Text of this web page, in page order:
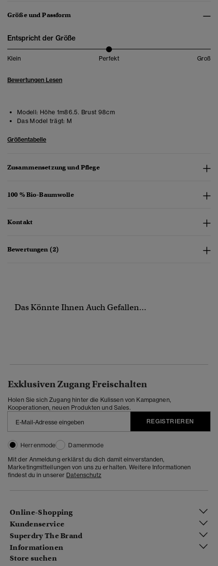
Größe und Passform
Entspricht der Größe
Klein Perfekt Groß
Bewertungen Lesen
Modell: Höhe 1m86.5. Brust 98cm
Das Model trägt: M
Größentabelle
Zusammensetzung und Pflege
100 % Bio-Baumwolle
Kontakt
Bewertungen (2)
Das Könnte Ihnen Auch Gefallen...
Exklusiven Zugang Freischalten
Holen Sie sich Zugang hinter die Kulissen von Kampagnen,
Kooperationen, neuen Produkten und Sales.
REGISTRIEREN
Herrenmode
Damenmode
Mit der Anmeldung erklärst du dich damit einverstanden,
Marketingmitteilungen von uns zu erhalten. Weitere Informationen
findest du in unserer Datenschutz
Online-Shopping
Kundenservice
Superdry The Brand
Informationen
Store suchen